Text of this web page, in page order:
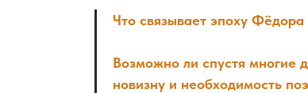
Что связывает эпоху
Возможно ли спустя многие
новизну и необходимость